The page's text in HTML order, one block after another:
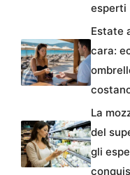
esperti
Estate
cara:
La
del
gli